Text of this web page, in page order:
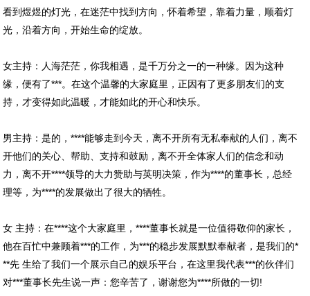
看到煜煜的灯光，在迷茫中找到方向，怀着希望，靠着力量，顺着灯
光，沿着方向，开始生命的绽放。
女主持：人海茫茫，你我相遇，是千万分之一的一种缘。因为这种
缘，便有了***。在这个温馨的大家庭里，正因有了更多朋友们的支
持，才变得如此温暖，才能如此的开心和快乐。
男主持：是的，****能够走到今天，离不开所有无私奉献的人们，离不
开他们的关心、帮助、支持和鼓励，离不开全体家人们的信念和动
力，离不开****领导的大力赞助与英明决策，作为****的董事长，总经
理等，为****的发展做出了很大的牺牲。
女 主持：在****这个大家庭里，****董事长就是一位值得敬仰的家长，
他在百忙中兼顾着***的工作，为***的稳步发展默默奉献者，是我们的*
**先 生给了我们一个展示自己的娱乐平台，在这里我代表***的伙伴们
对***董事长先生说一声：您辛苦了，谢谢您为****所做的一切!